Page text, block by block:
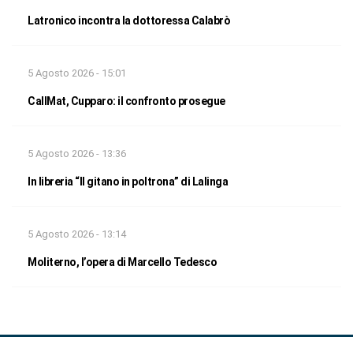
Latronico incontra la dottoressa Calabrò
5 Agosto 2026 - 15:01
CallMat, Cupparo: il confronto prosegue
5 Agosto 2026 - 13:36
In libreria “Il gitano in poltrona” di Lalinga
5 Agosto 2026 - 13:14
Moliterno, l’opera di Marcello Tedesco